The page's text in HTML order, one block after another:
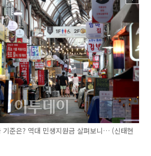
준은? 역대 민생지원금 살펴보니… (신태현